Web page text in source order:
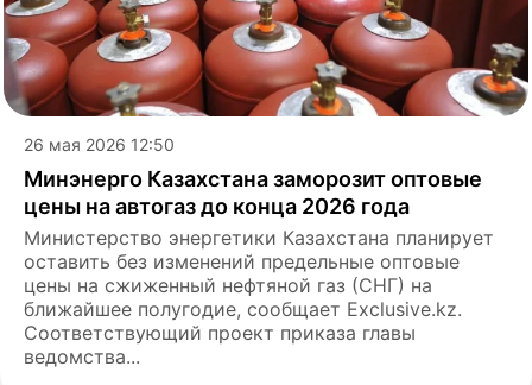
26 мая 2026 12:50
Минэнерго Казахстана заморозит оптовые
цены на автогаз до конца 2026 года
Министерство энергетики Казахстана планирует
оставить без изменений предельные оптовые
цены на сжиженный нефтяной газ (СНГ) на
ближайшее полугодие, сообщает Exclusive.kz.
Соответствующий проект приказа главы
ведомства...